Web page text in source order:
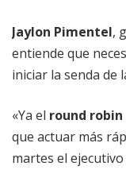
Jaylon Pimentel,
entiende que
iniciar la senda de
«Ya el round robin
que actuar más
martes el